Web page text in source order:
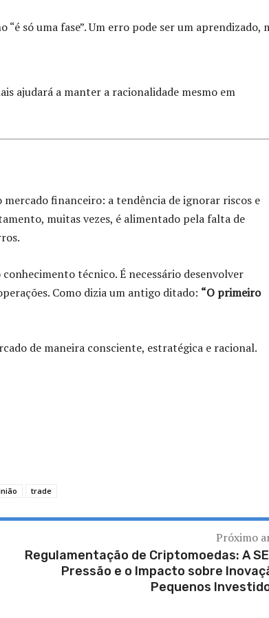
só uma fase”. Um erro pode ser um aprendizado,
ajudará a manter a racionalidade mesmo em
financeiro: a tendência de ignorar riscos e
muitas vezes, é alimentado pela falta de
técnico. É necessário desenvolver
Como dizia um antigo ditado: “O primeiro
de maneira consciente, estratégica e racional.
trade
Próximo
Regulamentação de Criptomoedas: A
Pressão e o Impacto sobre
Pequenos